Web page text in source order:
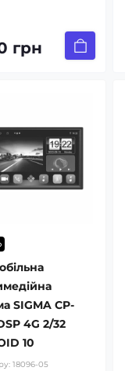
грн
SIGMA CP-
4G 2/32
10
18096-05